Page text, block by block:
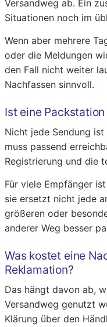
Versandweg ab. Ein
Situationen noch im
Wenn aber mehrere
oder die Meldungen
den Fall nicht weiter
Nachfassen sinnvoll.
Ist eine
Nicht jede Sendung
muss passend
Registrierung und die
Für viele Empfänger
sie ersetzt nicht jede
größeren oder
anderer Weg besser
Was kostet eine
Reklamation?
Das hängt davon ab,
Versandweg genutzt
Klärung über den